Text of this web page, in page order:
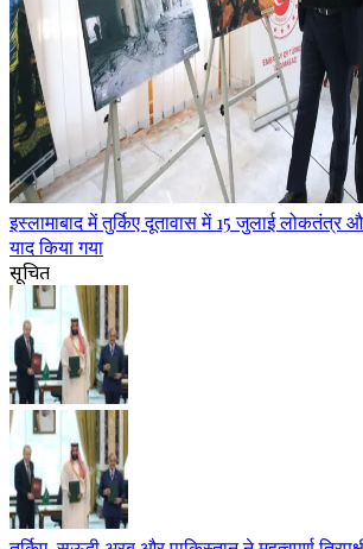
इस्लामाबाद में तुर्किए दूतावास में 15 जुलाई लोकतंत्र
याद किया गया
सूचित